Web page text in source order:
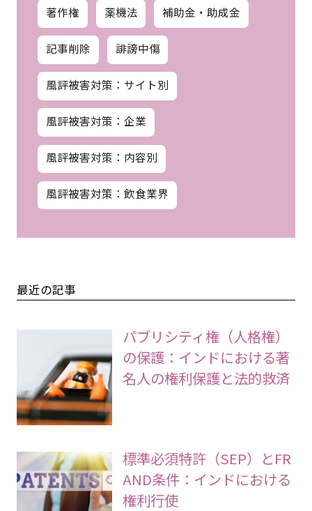
著作権 薬機法 補助金・助成金
記事削除 誹謗中傷
風評被害対策：サイト別
風評被害対策：企業
風評被害対策：内容別
風評被害対策：飲食業界
最近の記事
パブリシティ権（人格権）
の保護：インドにおける著
名人の権利保護と法的救済
標準必須特許（SEP）とFR
AND条件：インドにおける
権利行使